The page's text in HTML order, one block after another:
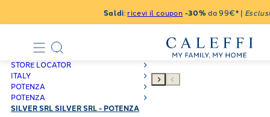
Saldi: ricevi il coupon -30%da 99€* |
STORE LOCATOR
ITALY
POTENZA
POTENZA
SILVER SRL SILVER SRL - POTENZA